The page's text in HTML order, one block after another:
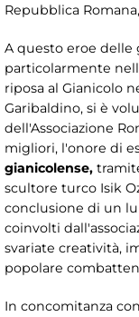
Repubblica
A questo eroe delle
particolarmente
riposa al Gianicolo
Garibaldino, si è
dell'Associazione
migliori, l'onore di
gianicolense,
scultore turco Isik
conclusione di un
coinvolti
svariate creatività,
popolare
In concomitanza